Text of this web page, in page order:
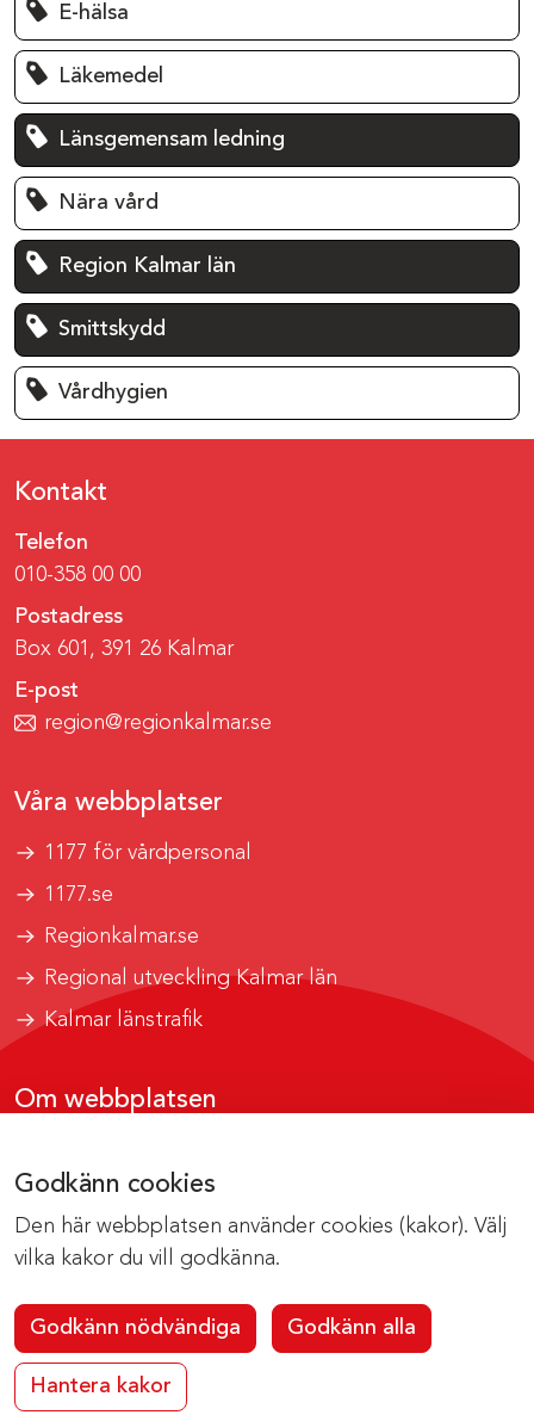
Godkänn cookies
Den här webbplatsen använder cookies (kakor). Välj
vilka kakor du vill godkänna.
Godkänn nödvändiga Godkänn alla
Hantera kakor
E-hälsa
Läkemedel
Länsgemensam ledning
Nära vård
Region Kalmar län
Smittskydd
Vårdhygien
Kontakt
Telefon
010-358 00 00
Postadress
Box 601, 391 26 Kalmar
E-post
region@regionkalmar.se
Våra webbplatser
1177 för vårdpersonal
1177.se
Regionkalmar.se
Regional utveckling Kalmar län
Kalmar länstrafik
Om webbplatsen
Om cookies
Kontakta webbredaktionen